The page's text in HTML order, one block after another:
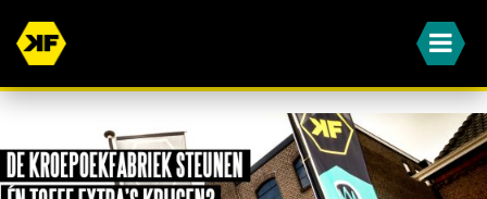
WORD JIJ OOK EEN VAN ONZE DIKKE VRIENDEN?